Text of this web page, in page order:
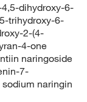
4,5-dihydroxy-6-
trihydroxy-6-
2-(4-
4-one
naringoside
7-
naringin